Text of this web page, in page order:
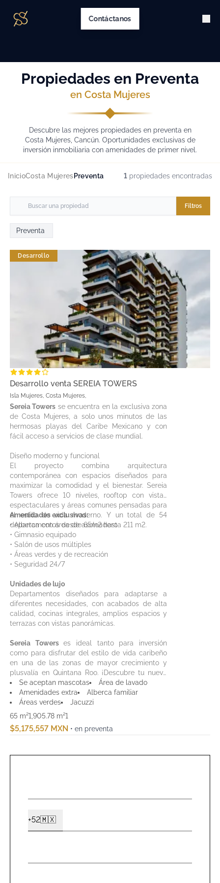
Contáctanos
Propiedades en Preventa
en Costa Mujeres
Descubre las mejores propiedades en preventa en
Costa Mujeres, Cancún. Oportunidades exclusivas de
inversión inmobiliaria con amenidades de primer nivel.
InicioCosta MujeresPreventa 1 propiedades encontradas
Filtros
Preventa
Desarrollo
Desarrollo venta SEREIA TOWERS
Isla Mujeres, Costa Mujeres,
Sereia Towers se encuentra en la exclusiva zona
de Costa Mujeres, a solo unos minutos de las
hermosas playas del Caribe Mexicano y con
fácil acceso a servicios de clase mundial.
Diseño moderno y funcional
El proyecto combina arquitectura
contemporánea con espacios diseñados para
maximizar la comodidad y el bienestar. Sereia
Towers ofrece 10 niveles, rooftop con vistas
espectaculares y áreas comunes pensadas para
el estilo de vida moderno. Y un total de 54
departamentos desde 65m2 hasta 211 m2.
Amenidades exclusivas:
• Alberca con área de asoleadero
• Gimnasio equipado
• Salón de usos múltiples
• Áreas verdes y de recreación
• Seguridad 24/7
Unidades de lujo
Departamentos diseñados para adaptarse a
diferentes necesidades, con acabados de alta
calidad, cocinas integrales, amplios espacios y
terrazas con vistas panorámicas.
Sereia Towers es ideal tanto para inversión
como para disfrutar del estilo de vida caribeño
en una de las zonas de mayor crecimiento y
plusvalía en Quintana Roo. ¡Descubre tu nuevo
hogar en Costa Mujeres!
Se aceptan mascotas
Área de lavado
Amenidades extra
Alberca familiar
Áreas verdes
Jacuzzi
65 m²1,905.78 m²1
$5,175,557 MXN • en preventa
Ext2
+52🇲🇽